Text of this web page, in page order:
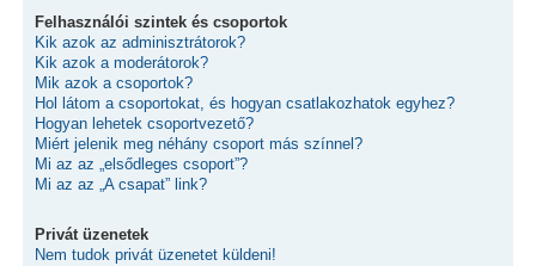
Felhasználói szintek és csoportok
Kik azok az adminisztrátorok?
Kik azok a moderátorok?
Mik azok a csoportok?
Hol látom a csoportokat, és hogyan csatlakozhatok egyhez?
Hogyan lehetek csoportvezető?
Miért jelenik meg néhány csoport más színnel?
Mi az az „elsődleges csoport”?
Mi az az „A csapat” link?
Privát üzenetek
Nem tudok privát üzenetet küldeni!